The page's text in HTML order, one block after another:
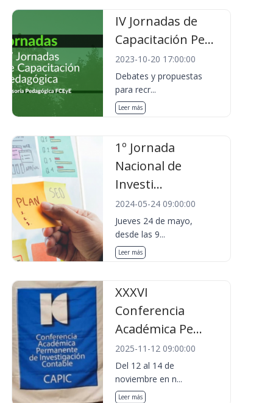
IV Jornadas de
Capacitación Pe...
2023-10-20 17:00:00
Debates y propuestas
para recr...
Leer más
1º Jornada
Nacional de
Investi...
2024-05-24 09:00:00
Jueves 24 de mayo,
desde las 9...
Leer más
XXXVI
Conferencia
Académica Pe...
2025-11-12 09:00:00
Del 12 al 14 de
noviembre en n...
Leer más